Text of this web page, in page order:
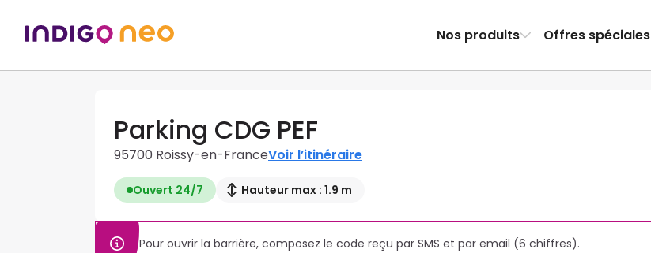
Nos produits Offres spéciales
Parking CDG PEF
95700 Roissy-en-FranceVoir l’itinéraire
Ouvert 24/7 Hauteur max : 1.9 m
Pour ouvrir la barrière, composez le code reçu par SMS et par email (6 chiffres).